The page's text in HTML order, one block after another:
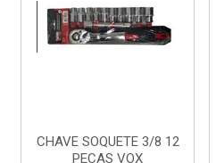
CHAVE SOQUETE 3/8 12
PECAS VOX